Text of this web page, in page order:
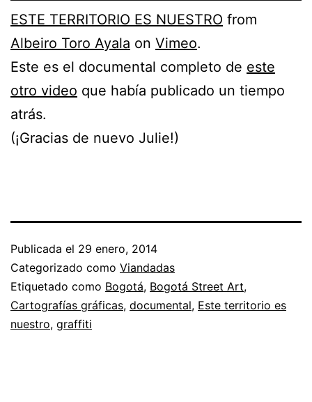
ESTE TERRITORIO ES NUESTRO from
Albeiro Toro Ayala on Vimeo.
Este es el documental completo de este
otro video que había publicado un tiempo
atrás.
(¡Gracias de nuevo Julie!)
Publicada el 29 enero, 2014
Categorizado como Viandadas
Etiquetado como Bogotá, Bogotá Street Art,
Cartografías gráficas, documental, Este territorio es
nuestro, graffiti